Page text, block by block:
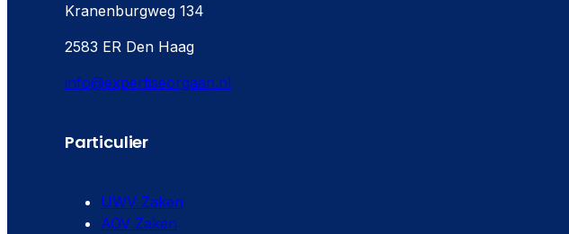
Kranenburgweg 134
2583 ER Den Haag
info@expertiseorgaan.nl
Particulier
UWV Zaken
AOV Zaken